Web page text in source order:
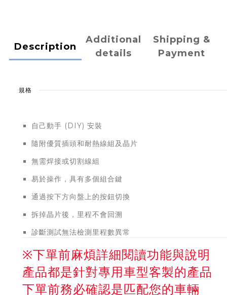
Description
Additional
details
Shipping &
Payment
規格
自己動手 (DIY) 安裝
隨附優質插頭和耐熱線組及晶片
無需焊接或切割線組
易於操作，具有多個組合鍵
通過按下方向盤上的按鈕切換
拆掉晶片後，里程不會回溯
診斷測試無法檢測里程數異常
※下單前麻煩詳細閱讀功能與說明
產品都是針對專用車型客製的產品
下單前務必確認是匹配您的車輛